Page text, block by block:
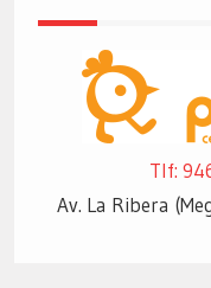
Tlf:
Av. La Ribera